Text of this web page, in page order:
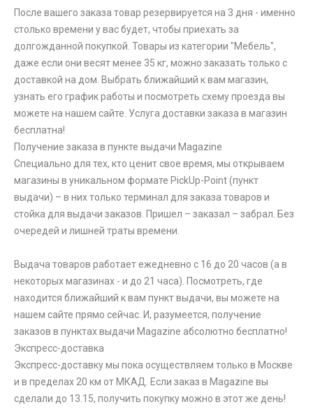
После вашего заказа товар резервируется на 3 дня - именно
столько времени у вас будет, чтобы приехать за
долгожданной покупкой. Товары из категории "Мебель",
даже если они весят менее 35 кг, можно заказать только с
доставкой на дом. Выбрать ближайший к вам магазин,
узнать его график работы и посмотреть схему проезда вы
можете на нашем сайте. Услуга доставки заказа в магазин
бесплатна!
Получение заказа в пункте выдачи Magazine
Специально для тех, кто ценит свое время, мы открываем
магазины в уникальном формате PickUp-Point (пункт
выдачи) – в них только терминал для заказа товаров и
стойка для выдачи заказов. Пришел – заказал – забрал. Без
очередей и лишней траты времени.
Выдача товаров работает ежедневно с 16 до 20 часов (а в
некоторых магазинах - и до 21 часа). Посмотреть, где
находится ближайший к вам пункт выдачи, вы можете на
нашем сайте прямо сейчас. И, разумеется, получение
заказов в пунктах выдачи Magazine абсолютно бесплатно!
Экспресс-доставка
Экспресс-доставку мы пока осуществляем только в Москве
и в пределах 20 км от МКАД. Если заказ в Magazine вы
сделали до 13.15, получить покупку можно в этот же день!